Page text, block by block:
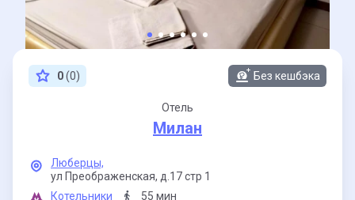
0(0) Без кешбэка
Отель
Милан
Люберцы,
ул Преображенская, д.17 стр 1
Котельники
55 мин